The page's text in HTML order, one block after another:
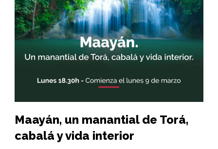
Maayán, un manantial de Torá,
cabalá y vida interior